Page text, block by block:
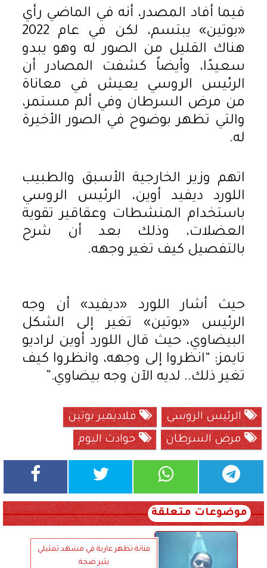
فيما أفاد المصدر، أنه في الماضي رأي
«بوتين» يبتسم، لكن في عام 2022
هناك القليل من الصور له وهو يبدو
سعيدًا، وأيضاً كشفت المصادر أن
الرئيس الروسي يعيش في معاناة
من مرض السرطان وفي ألم مستمر،
والتي تظهر بوضوح في الصور الأخيرة
له.
اتهم وزير الخارجية الأسبق والطبيب
اللورد ديفيد أوين، الرئيس الروسي
باستخدام المنشطات وعقاقير تقوية
العضلات، وذلك بعد أن شرح
بالتفصيل كيف تغير وجهه.
حيث أشار اللورد «ديفيد» أن وجه
الرئيس «بوتين» تغير إلى الشكل
البيضاوي، حيث قال اللورد أوين لراديو
تايمز: “انظروا إلى وجهه، وانظروا كيف
تغير ذلك.. لديه الآن وجه بيضاوي.”
الرئيس الروسى
فلاديمير بوتين
مرض السرطان
حوادث اليوم
موضوعات متعلقة
فنانة تظهر عارية في مشهد تمثيلي
يثير ضجة